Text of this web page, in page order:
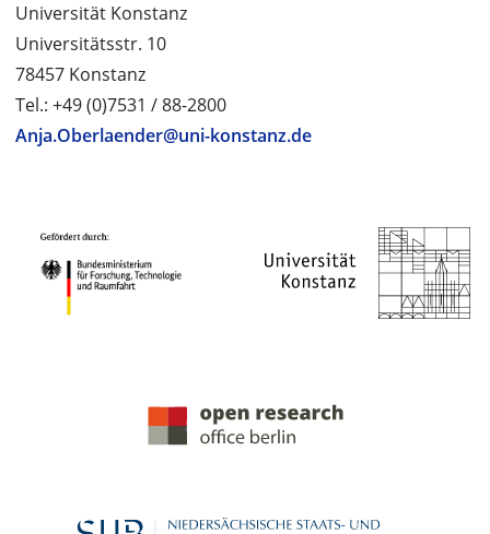
Universität Konstanz
Universitätsstr. 10
78457 Konstanz
Tel.: +49 (0)7531 / 88-2800
Anja.Oberlaender@uni-konstanz.de